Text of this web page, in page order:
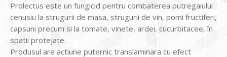
Prolectus este un fungicid pentru combaterea putregaiului
cenusiu la strugurii de masa, strugurii de vin, pomi fructiferi,
capsuni precum si la tomate, vinete, ardei, cucurbitacee, în
spatii protejate.
Produsul are actiune puternic translaminara cu efect